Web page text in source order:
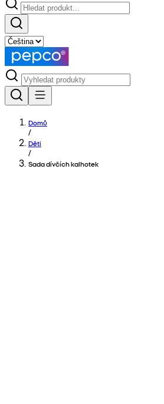
Domů
/
Děti
/
Sada dívčích kalhotek